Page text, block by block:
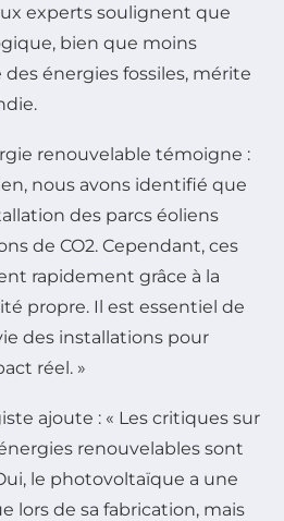
experts soulignent que
bien que moins
énergies fossiles, mérite
renouvelable témoigne :
nous avons identifié que
des parcs éoliens
de CO2. Cependant, ces
rapidement grâce à la
propre. Il est essentiel de
des installations pour
réel. »
ajoute : « Les critiques sur
renouvelables sont
le photovoltaïque a une
lors de sa fabrication, mais